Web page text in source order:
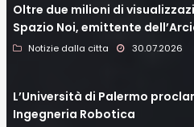
Oltre due milioni di
Spazio Noi, emittente
Notizie dalla citta 30.07.2026
L’Università di Palermo
Ingegneria Robotica